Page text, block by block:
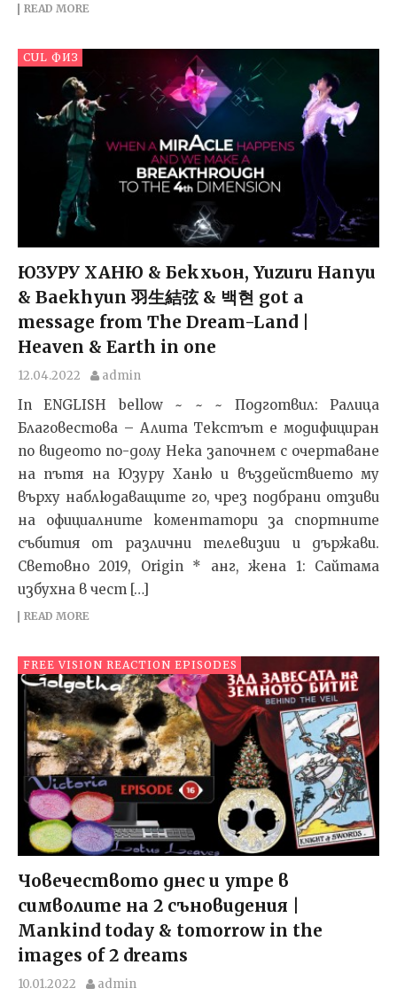
READ MORE
CUL ФИЗ
ЮЗУРУ ХАНЮ & Бекхьон, Yuzuru Hanyu
& Baekhyun 羽生結弦 & 백현 got a
message from The Dream-Land |
Heaven & Earth in one
12.04.2022 admin
In ENGLISH bellow ~ ~ ~ Подготвил: Ралица
Благовестова – Алита Текстът e модифициран
по видеото по-долу Нека започнем с очертаване
на пътя на Юзуру Ханю и въздействието му
върху наблюдаващите го, чрез подбрани отзиви
на официалните коментатори за спортните
събития от различни телевизии и държави.
Световно 2019, Origin * анг, жена 1: Сайтама
избухна в чест […]
READ MORE
FREE VISION REACTION EPISODES
Човечеството днес и утре в
символите на 2 съновидения |
Mankind today & tomorrow in the
images of 2 dreams
10.01.2022 admin